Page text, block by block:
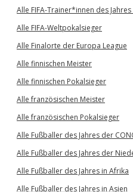
Alle FIFA-Trainer*innen des
Alle FIFA-Weltpokalsieger
Alle Finalorte der Europa League
Alle finnischen Meister
Alle finnischen Pokalsieger
Alle französischen Meister
Alle französischen Pokalsieger
Alle Fußballer des Jahres der
Alle Fußballer des Jahres der
Alle Fußballer des Jahres in Afrika
Alle Fußballer des Jahres in Asien